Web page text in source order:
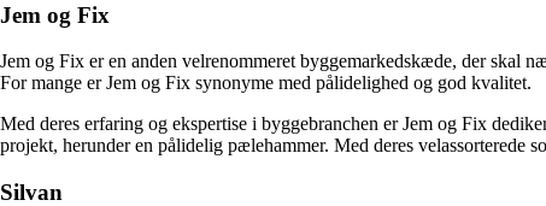
Jem og Fix
Jem og Fix er en anden velrenommeret byggemarkedskæde, der skal
For mange er Jem og Fix synonyme med pålidelighed og god kvalitet.
Med deres erfaring og ekspertise i byggebranchen er Jem og Fix
projekt, herunder en pålidelig pælehammer. Med deres velassorterede
Silvan